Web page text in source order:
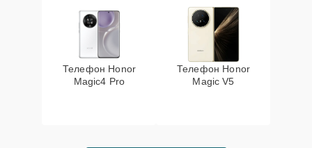
Телефон Honor
Magic4 Pro
Телефон Honor
Magic V5